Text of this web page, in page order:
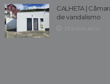
CALHETA |
de vandalismo